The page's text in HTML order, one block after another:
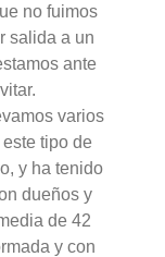
no fuimos
salida a un
ante
varios
tipo de
y ha tenido
dueños y
de 42
y con